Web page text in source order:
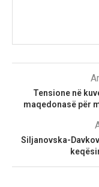
Tensione në
maqedonasë për
Siljanovska-